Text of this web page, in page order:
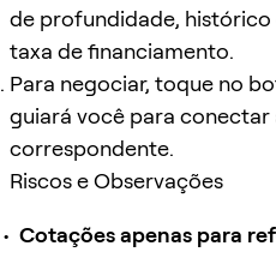
de profundidade, histórico
taxa de financiamento.
Para negociar, toque no
guiará você para
correspondente.
Riscos e Observações
Cotações apenas para